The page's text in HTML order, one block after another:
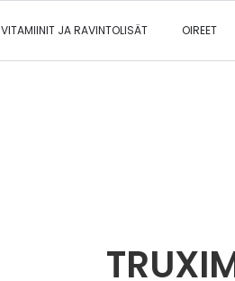
VITAMIINIT JA RAVINTOLISÄT OIREET